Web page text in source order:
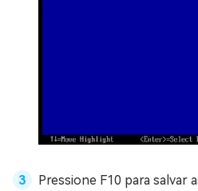
Pressione F10 para salvar